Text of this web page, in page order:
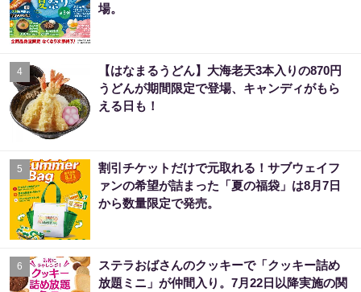
場。
4
【はなまるうどん】大海老天3本入りの870円
うどんが期間限定で登場、キャンディがもら
える日も！
5
割引チケットだけで元取れる！サブウェイフ
ァンの希望が詰まった「夏の福袋」は8月7日
から数量限定で発売。
6
ステラおばさんのクッキーで「クッキー詰め
放題ミニ」が仲間入り。7月22日以降実施の関